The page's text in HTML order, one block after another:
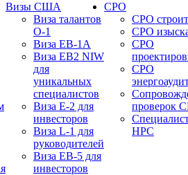
Визы США
Виза талантов
О-1
Виза EB-1A
Виза EB2 NIW
для
уникальных
специалистов
Виза E-2 для
инвесторов
Виза L-1 для
руководителей
Виза EB-5 для
инвесторов
СРО
СРО
СРО
СРО
СРО
проверок
НРС